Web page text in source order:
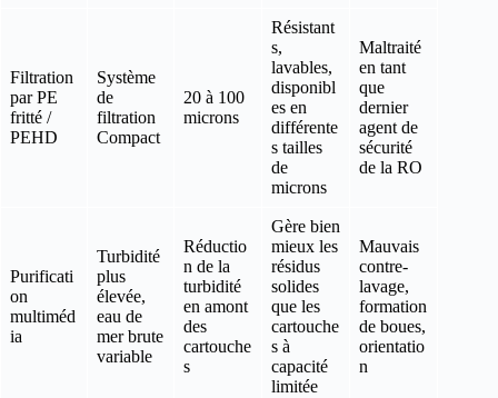
Filtration
par PE
fritté /
PEHD
Système
de
filtration
Compact
20 à 100
microns
Résistant
s,
lavables,
disponibl
es en
différente
s tailles
de
microns
Maltraité
en tant
que
dernier
agent de
sécurité
de la RO
Purificati
on
multiméd
ia
Turbidité
plus
élevée,
eau de
mer brute
variable
Réductio
n de la
turbidité
en amont
des
cartouche
s
Gère bien
mieux les
résidus
solides
que les
cartouche
s à
capacité
limitée
Mauvais
contre-
lavage,
formation
de boues,
orientatio
n